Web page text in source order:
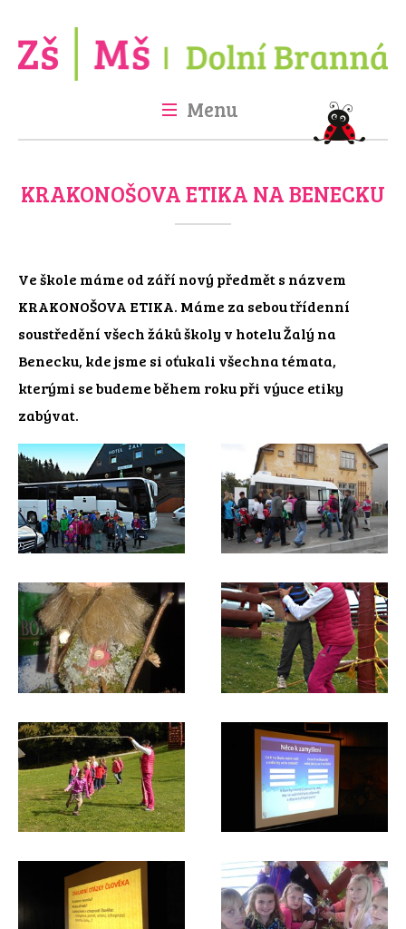
Menu
Úvod Škola Školka
Fotogalerie Projekty
KRAKONOŠOVA ETIKA NA BENECKU
Ve škole máme od září nový předmět s názvem
KRAKONOŠOVA ETIKA. Máme za sebou třídenní
soustředění všech žáků školy v hotelu Žalý na
Benecku, kde jsme si oťukali všechna témata,
kterými se budeme během roku při výuce etiky
zabývat.